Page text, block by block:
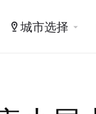
城市选择